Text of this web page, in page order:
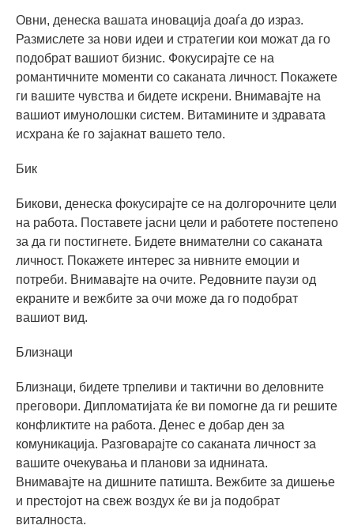
Овни, денеска вашата иновација доаѓа до израз.
Размислете за нови идеи и стратегии кои можат да го
подобрат вашиот бизнис. Фокусирајте се на
романтичните моменти со саканата личност. Покажете
ги вашите чувства и бидете искрени. Внимавајте на
вашиот имунолошки систем. Витамините и здравата
исхрана ќе го зајакнат вашето тело.
Бик
Бикови, денеска фокусирајте се на долгорочните цели
на работа. Поставете јасни цели и работете постепено
за да ги постигнете. Бидете внимателни со саканата
личност. Покажете интерес за нивните емоции и
потреби. Внимавајте на очите. Редовните паузи од
екраните и вежбите за очи може да го подобрат
вашиот вид.
Близнаци
Близнаци, бидете трпеливи и тактични во деловните
преговори. Дипломатијата ќе ви помогне да ги решите
конфликтите на работа. Денес е добар ден за
комуникација. Разговарајте со саканата личност за
вашите очекувања и планови за иднината.
Внимавајте на дишните патишта. Вежбите за дишење
и престојот на свеж воздух ќе ви ја подобрат
виталноста.